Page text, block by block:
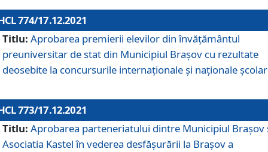
774/17.12.2021
Titlu: Aprobarea premierii elevilor din învățământul
preuniversitar de stat din Municipiul Brașov cu rezultate
deosebite la concursurile internaționale și naționale
773/17.12.2021
Titlu: Aprobarea parteneriatului dintre Municipiul Brașov
Asociatia Kastel în vederea desfăşurării la Brașov a